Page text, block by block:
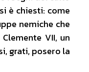
è chiesti: come
nemiche che
VII, un
grati, posero la